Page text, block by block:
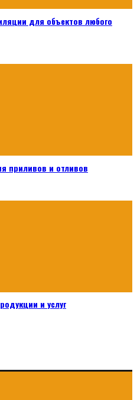
для объектов любого
приливов и отливов
и услуг